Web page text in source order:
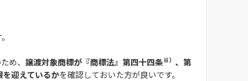
め、 譲渡対象商標が『商標法』第四十四条ⅲ） 、第
を迎えているかを確認しておいた方が良いです。